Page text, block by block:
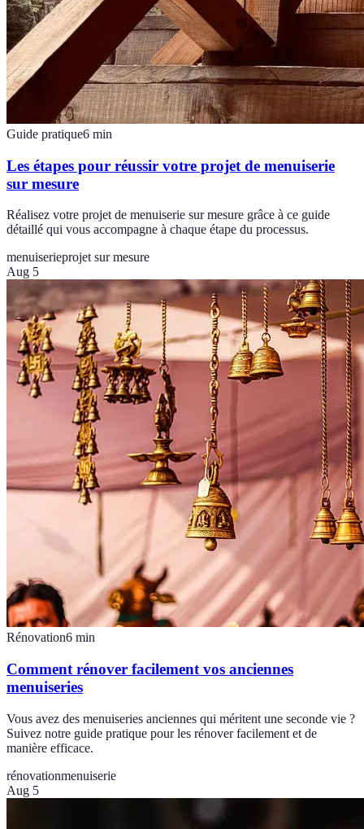
Guide pratique6 min
Les étapes pour réussir votre projet de menuiserie
sur mesure
Réalisez votre projet de menuiserie sur mesure grâce à ce guide
détaillé qui vous accompagne à chaque étape du processus.
menuiserieprojet sur mesure
Aug 5
Rénovation6 min
Comment rénover facilement vos anciennes
menuiseries
Vous avez des menuiseries anciennes qui méritent une seconde vie ?
Suivez notre guide pratique pour les rénover facilement et de
manière efficace.
rénovationmenuiserie
Aug 5